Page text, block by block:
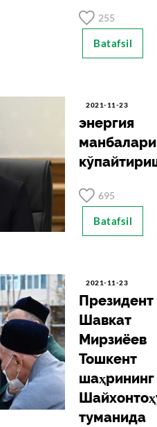
255
Batafsil
2021-11-23
энергия
695
Batafsil
2021-11-23
Президент
Шавкат
Мирзиёев
Тошкент
шаҳрининг
туманида